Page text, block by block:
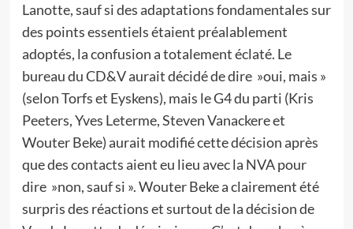
Lanotte, sauf si des adaptations fondamentales sur
des points essentiels étaient préalablement
adoptés, la confusion a totalement éclaté. Le
bureau du CD&V aurait décidé de dire »oui, mais »
(selon Torfs et Eyskens), mais le G4 du parti (Kris
Peeters, Yves Leterme, Steven Vanackere et
Wouter Beke) aurait modifié cette décision après
que des contacts aient eu lieu avec la NVA pour
dire »non, sauf si ». Wouter Beke a clairement été
surpris des réactions et surtout de la décision de